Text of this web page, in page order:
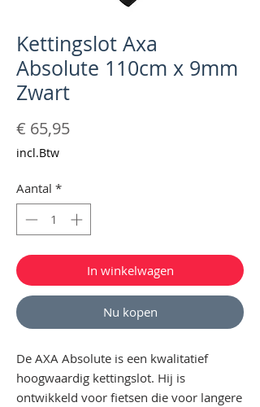
Kettingslot Axa
Absolute 110cm x 9mm
Zwart
€ 65,95Prijs
incl.Btw
Aantal *
In winkelwagen
Nu kopen
De AXA Absolute is een kwalitatief
hoogwaardig kettingslot. Hij is
ontwikkeld voor fietsen die voor langere